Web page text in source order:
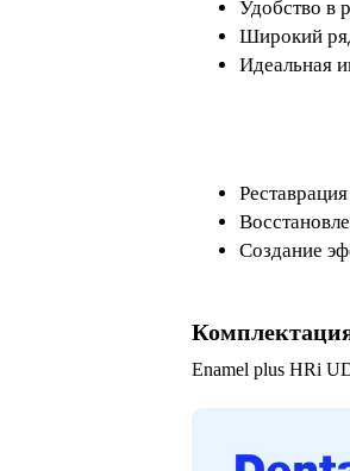
Удобство в
Широкий
Идеальная
Создание
Enamel plus HRi